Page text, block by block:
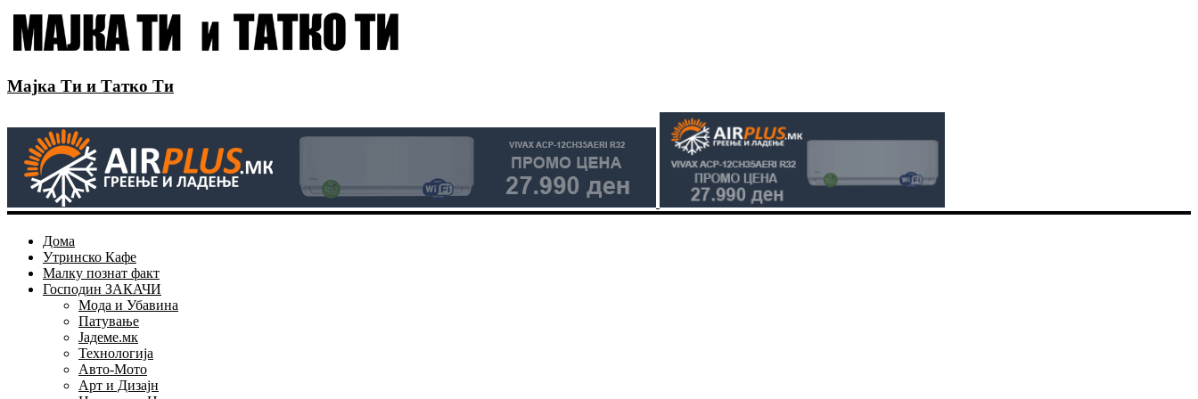
Мајка Ти и Татко Ти
Дома
Утринско Кафе
Малку познат факт
Господин ЗАКАЧИ
Мода и Убавина
Патување
Јадеме.мк
Технологија
Авто-Мото
Арт и Дизајн